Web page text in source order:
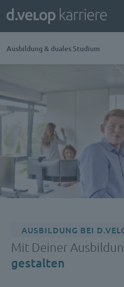
Ausbildung & duales Studium
AUSBILDUNG BEI
Mit Deiner
gestalten